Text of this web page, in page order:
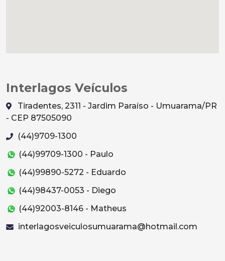
Interlagos Veículos
Tiradentes, 2311 - Jardim Paraíso - Umuarama/PR
- CEP 87505090
(44)9709-1300
(44)99709-1300 - Paulo
(44)99890-5272 - Eduardo
(44)98437-0053 - Diego
(44)92003-8146 - Matheus
interlagosveiculosumuarama@hotmail.com